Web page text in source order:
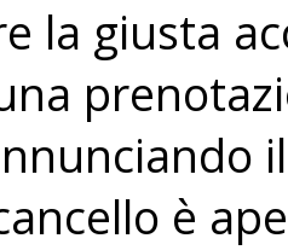
la giusta
è